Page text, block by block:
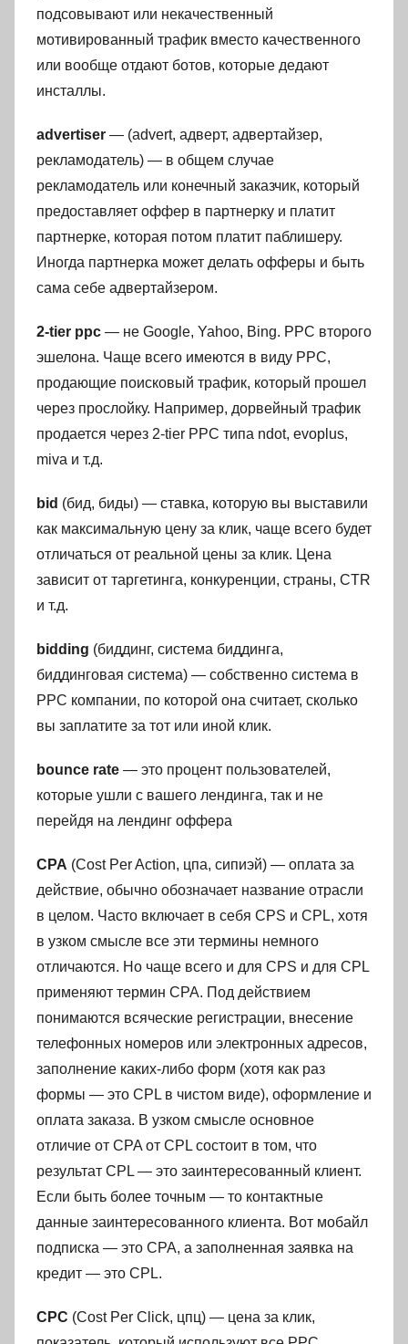
подсовывают или некачественный
мотивированный трафик вместо качественного
или вообще отдают ботов, которые дедают
инсталлы.
advertiser — (advert, адверт, адвертайзер,
рекламодатель) — в общем случае
рекламодатель или конечный заказчик, который
предоставляет оффер в партнерку и платит
партнерке, которая потом платит паблишеру.
Иногда партнерка может делать офферы и быть
сама себе адвертайзером.
2-tier ppc — не Google, Yahoo, Bing. PPC второго
эшелона. Чаще всего имеются в виду PPC,
продающие поисковый трафик, который прошел
через прослойку. Например, дорвейный трафик
продается через 2-tier PPC типа ndot, evoplus,
miva и т.д.
bid (бид, биды) — ставка, которую вы выставили
как максимальную цену за клик, чаще всего будет
отличаться от реальной цены за клик. Цена
зависит от таргетинга, конкуренции, страны, CTR
и т.д.
bidding (биддинг, система биддинга,
биддинговая система) — собственно система в
PPC компании, по которой она считает, сколько
вы заплатите за тот или иной клик.
bounce rate — это процент пользователей,
которые ушли с вашего лендинга, так и не
перейдя на лендинг оффера
CPA (Cost Per Action, цпа, сипиэй) — оплата за
действие, обычно обозначает название отрасли
в целом. Часто включает в себя CPS и CPL, хотя
в узком смысле все эти термины немного
отличаются. Но чаще всего и для CPS и для CPL
применяют термин CPA. Под действием
понимаются всяческие регистрации, внесение
телефонных номеров или электронных адресов,
заполнение каких-либо форм (хотя как раз
формы — это CPL в чистом виде), оформление и
оплата заказа. В узком смысле основное
отличие от CPA от CPL состоит в том, что
результат CPL — это заинтересованный клиент.
Если быть более точным — то контактные
данные заинтересованного клиента. Вот мобайл
подписка — это CPA, а заполненная заявка на
кредит — это CPL.
CPC (Cost Per Click, цпц) — цена за клик,